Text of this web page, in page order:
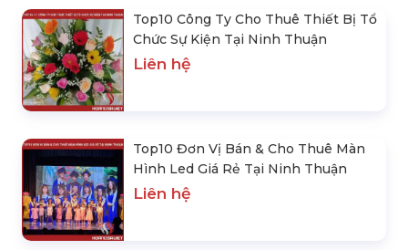
Top10 Đơn Vị Cho Thuê & Thi Công
Sân Khấu Tại Ninh Thuận
Liên hệ
Top10 Công Ty Cho Thuê Thiết Bị Tổ
Chức Sự Kiện Tại Ninh Thuận
Liên hệ